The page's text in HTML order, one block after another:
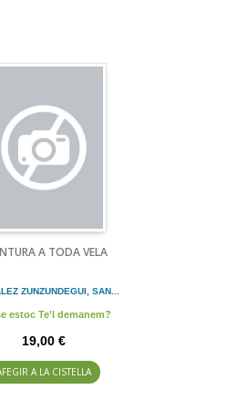
A TODA VELA
ZUNZUNDEGUI, SAN...
estoc Te'l demanem?
19,00 €
A LA CISTELLA